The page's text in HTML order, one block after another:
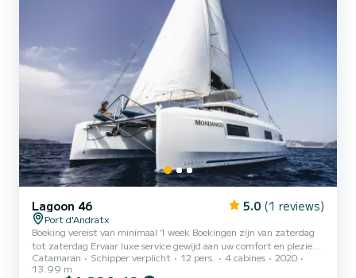
Lagoon 46 5.0 (1 reviews)
Port d'Andratx
Boeking vereist van minimaal 1 week Boekingen zijn van zaterdag
tot zaterdag Ervaar luxe service gewijd aan uw comfort en plezier
in gloednieuwe boten, beheerd door professioneel en vriendelijk
personeel. 4 hutten Overvloedige zitplaatsen buiten Teakhouten
Catamaran Schipper verplicht 12 pers. 4 cabines
2020
13.99 m